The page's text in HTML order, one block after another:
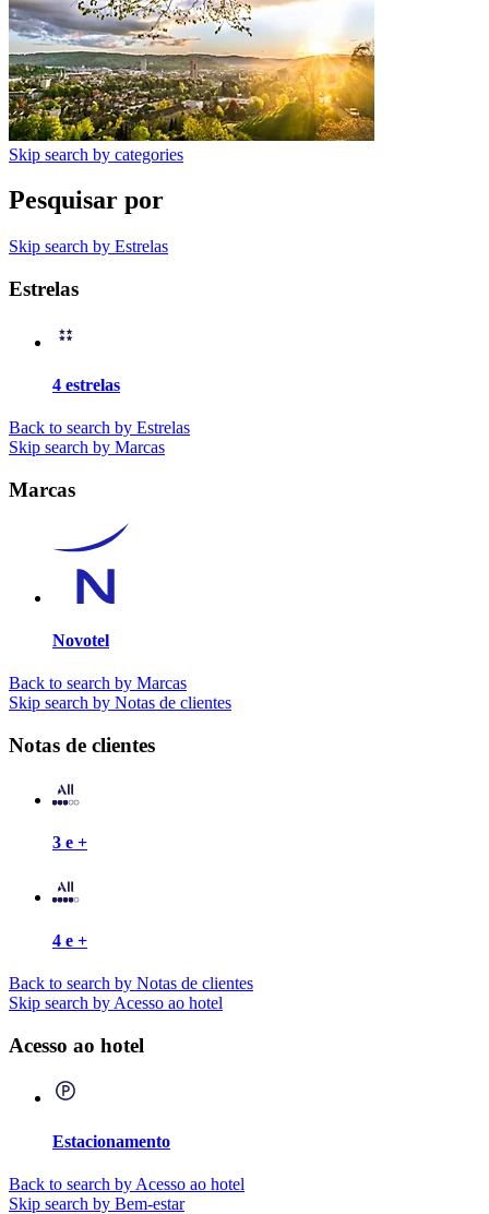
Skip search by categories
Pesquisar por
Skip search by Estrelas
Estrelas
4 estrelas
Back to search by Estrelas
Skip search by Marcas
Marcas
Novotel
Back to search by Marcas
Skip search by Notas de clientes
Notas de clientes
3 e +
4 e +
Back to search by Notas de clientes
Skip search by Acesso ao hotel
Acesso ao hotel
Estacionamento
Back to search by Acesso ao hotel
Skip search by Bem-estar